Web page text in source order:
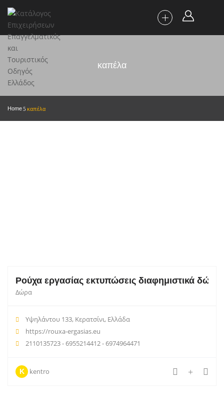
καπέλα
Home καπέλα
Ρούχα εργασίας εκτυπώσεις διαφημιστικά
Δώρα
Υψηλάντου 133, Κερατσίνι, Ελλάδα
https://rouxa-ergasias.eu
2110135723 - 6955214412 - 6974964471
K kentro